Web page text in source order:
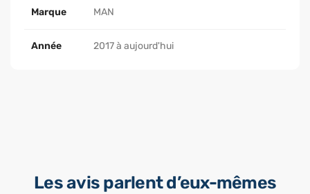
Marque MAN
Année 2017 à aujourd'hui
Les avis parlent d’eux-mêmes